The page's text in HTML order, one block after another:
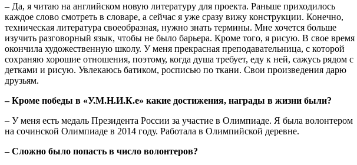
– Да, я читаю на английском новую литературу для проекта. Раньше приходилось
каждое слово смотреть в словаре, а сейчас я уже сразу вижу конструкции. Конечно,
техническая литература своеобразная, нужно знать термины. Мне хочется больше
изучить разговорный язык, чтобы не было барьера. Кроме того, я рисую. В свое время
окончила художественную школу. У меня прекрасная преподавательница, с которой
сохраняю хорошие отношения, поэтому, когда душа требует, еду к ней, сажусь рядом с
детками и рисую. Увлекаюсь батиком, росписью по ткани. Свои произведения дарю
друзьям.
– Кроме победы в «У.М.Н.И.К.е» какие достижения, награды в жизни были?
– У меня есть медаль Президента России за участие в Олимпиаде. Я была волонтером
на сочинской Олимпиаде в 2014 году. Работала в Олимпийской деревне.
– Сложно было попасть в число волонтеров?